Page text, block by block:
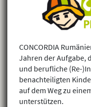
CONCORDIA
Jahren der Aufgabe,
und berufliche (Re-
benachteiligten
auf dem Weg zu
unterstützen.